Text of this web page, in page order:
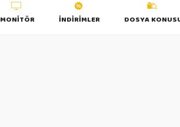
MONITÖR İNDIRIMLER DOSYA